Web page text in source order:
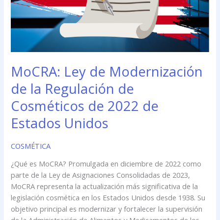
MoCRA: Ley de Modernización
de la Regulación de
Cosméticos de 2022 de
Estados Unidos
COSMÉTICA
¿Qué es MoCRA? Promulgada en diciembre de 2022 como
parte de la Ley de Asignaciones Consolidadas de 2023,
MoCRA representa la actualización más significativa de la
legislación cosmética en los Estados Unidos desde 1938. Su
objetivo principal es modernizar y fortalecer la supervisión